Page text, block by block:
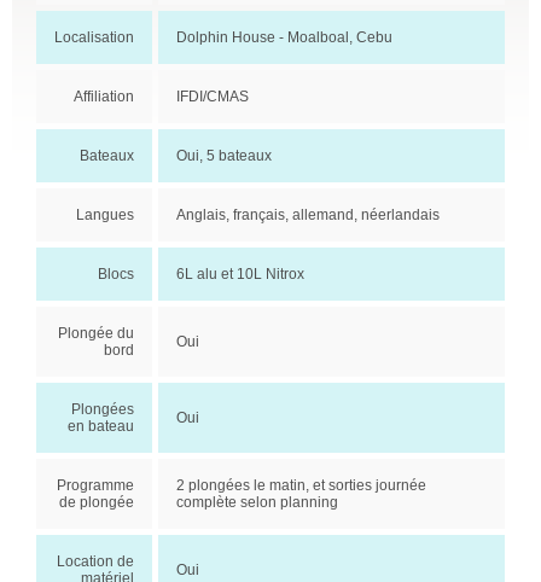
Localisation Dolphin House - Moalboal, Cebu
Affiliation IFDI/CMAS
Bateaux Oui, 5 bateaux
Langues Anglais, français, allemand, néerlandais
Blocs 6L alu et 10L Nitrox
Plongée du
bord
Oui
Plongées
en bateau
Oui
Programme
de plongée
2 plongées le matin, et sorties journée
complète selon planning
Location de
matériel
Oui